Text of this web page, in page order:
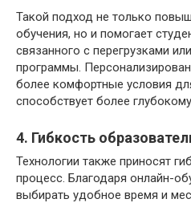
Такой подход не только
обучения, но и помогает
связанного с перегрузками
программы.
более комфортные условия
способствует более
4. Гибкость
Технологии также приносят
процесс. Благодаря онлайн-
выбирать удобное время и